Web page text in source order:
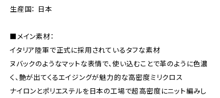
生産国： 日本
■メイン素材：
イタリア陸軍で正式に採用されているタフな素材
ヌバックのようなマットな表情で、使い込むことで革のように色濃
く、艶が出てくるエイジングが魅力的な高密度ミリクロス
ナイロンとポリエステルを日本の工場で超高密度にニット編みし